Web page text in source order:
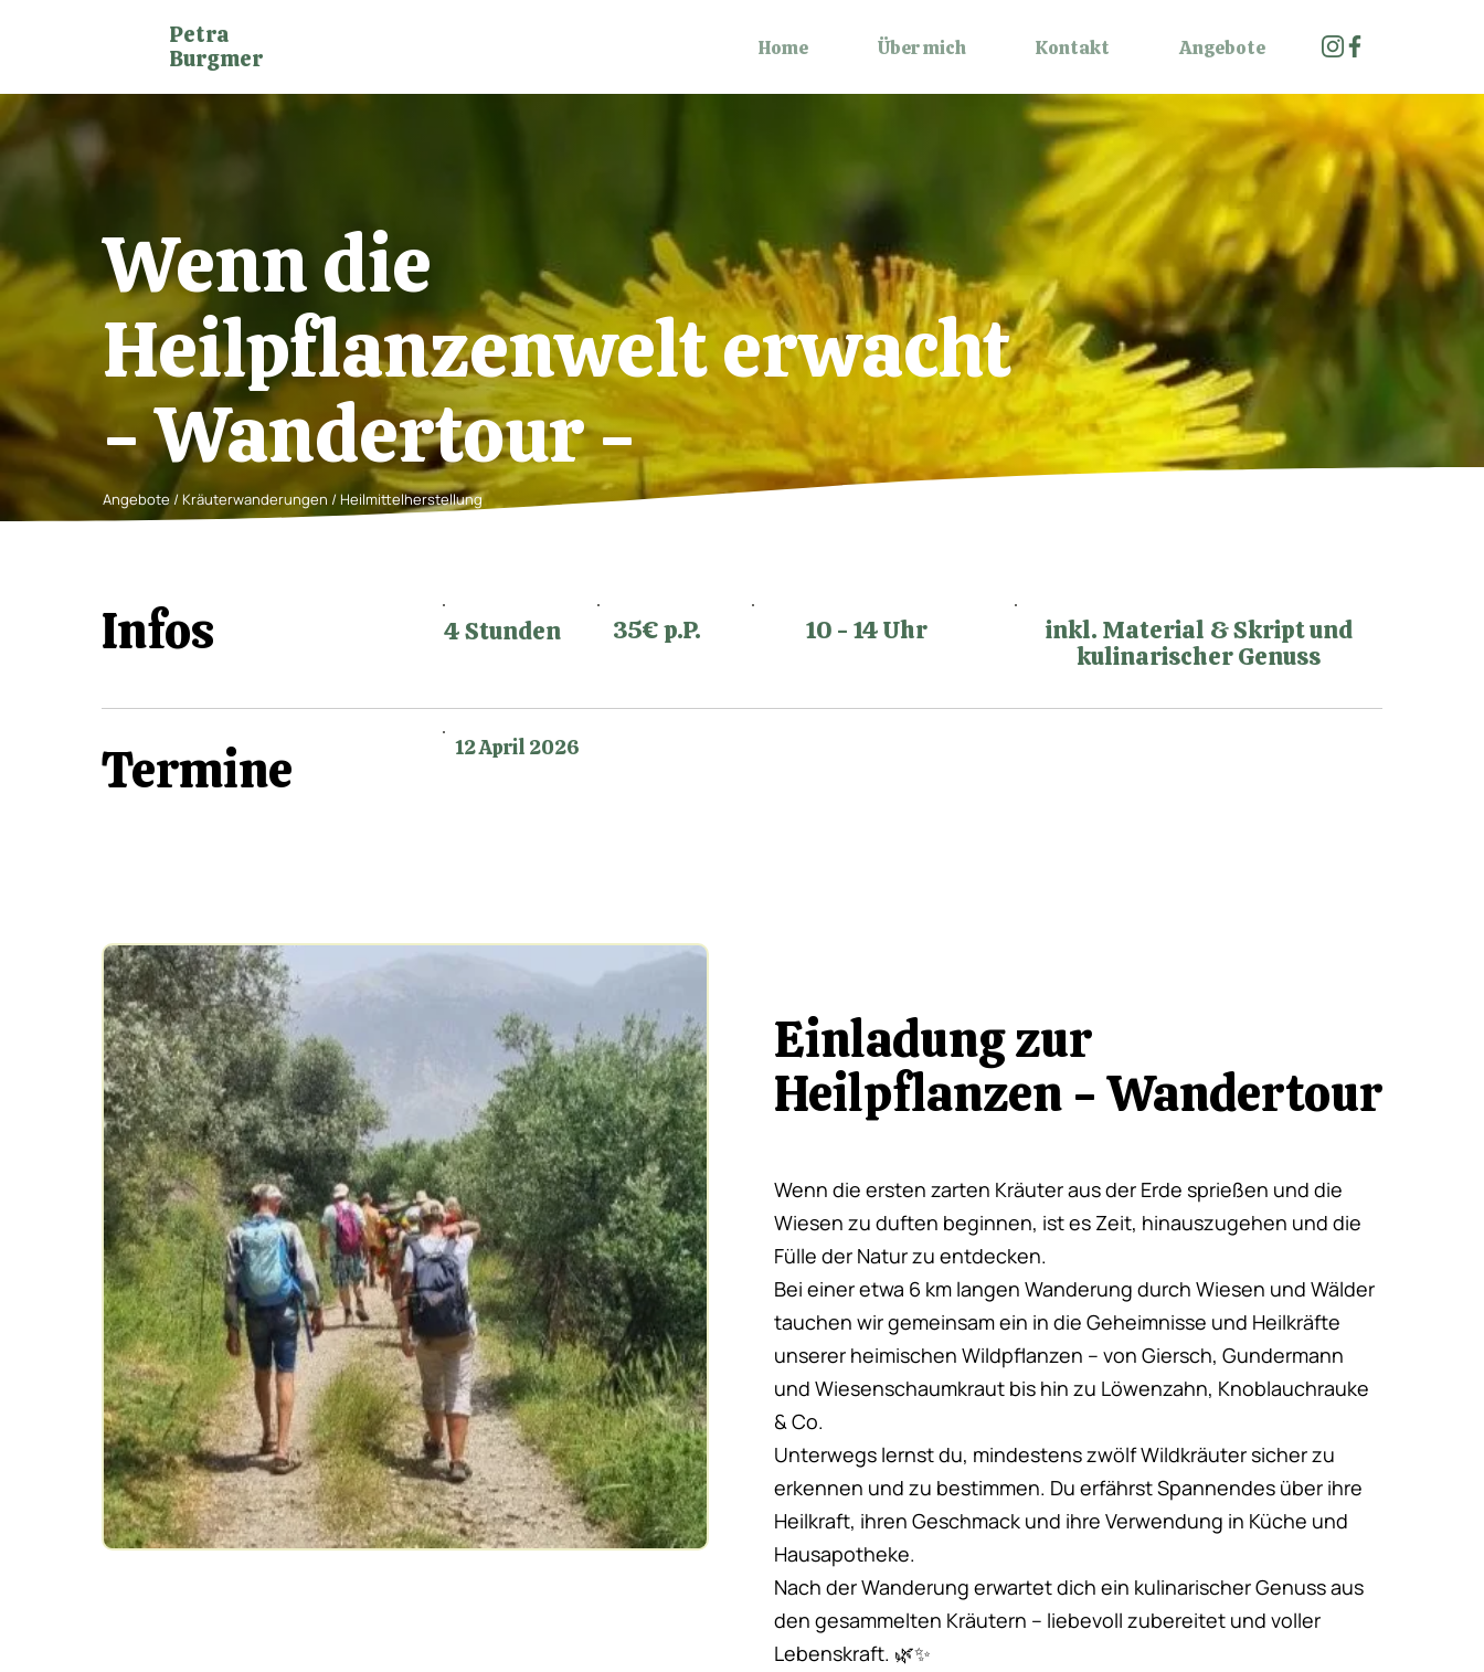
Petra
Burgmer
Home Über mich Kontakt Angebote
Wenn die
Heilpflanzenwelt erwacht
- Wandertour -
Angebote/ Kräuterwanderungen / Heilmittelherstellung
Infos 4 Stunden 35€ p.P. 10 - 14 Uhr
inkl. Material & Skript und
kulinarischer Genuss
Termine 12 April 2026
Einladung zur
Heilpflanzen - Wandertour
Wenn die ersten zarten Kräuter aus der Erde sprießen und die
Wiesen zu duften beginnen, ist es Zeit, hinauszugehen und die
Fülle der Natur zu entdecken.
Bei einer etwa 6 km langen Wanderung durch Wiesen und Wälder
tauchen wir gemeinsam ein in die Geheimnisse und Heilkräfte
unserer heimischen Wildpflanzen – von Giersch, Gundermann
und Wiesenschaumkraut bis hin zu Löwenzahn, Knoblauchrauke
& Co.
Unterwegs lernst du, mindestens zwölf Wildkräuter sicher zu
erkennen und zu bestimmen. Du erfährst Spannendes über ihre
Heilkraft, ihren Geschmack und ihre Verwendung in Küche und
Hausapotheke.
Nach der Wanderung erwartet dich ein kulinarischer Genuss aus
den gesammelten Kräutern – liebevoll zubereitet und voller
Lebenskraft. 🌿✨